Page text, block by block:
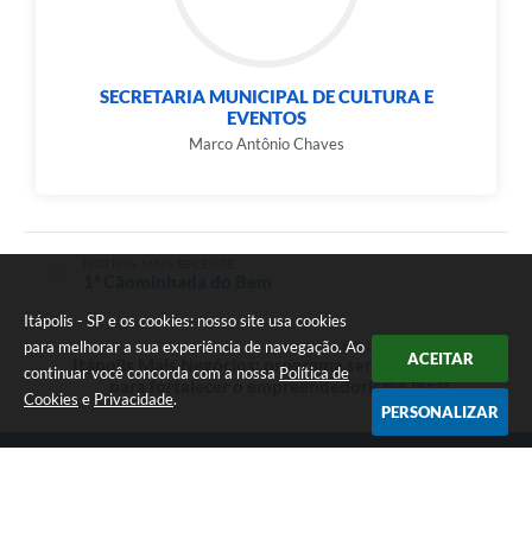
Itápolis - SP e os cookies: nosso site usa cookies
para melhorar a sua experiência de navegação. Ao
continuar você concorda com a nossa Política de
Cookies e Privacidade.
ACEITAR
PERSONALIZAR
SECRETARIA MUNICIPAL DE CULTURA E
EVENTOS
Marco Antônio Chaves
NOTÍCIA MENOS RECENTE
Itápolis Mais Negócios: programa será lançado
para fortalecer o empreendedorismo local